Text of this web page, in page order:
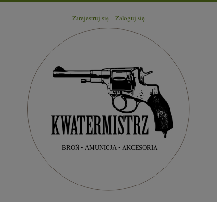
Zarejestruj się Zaloguj się